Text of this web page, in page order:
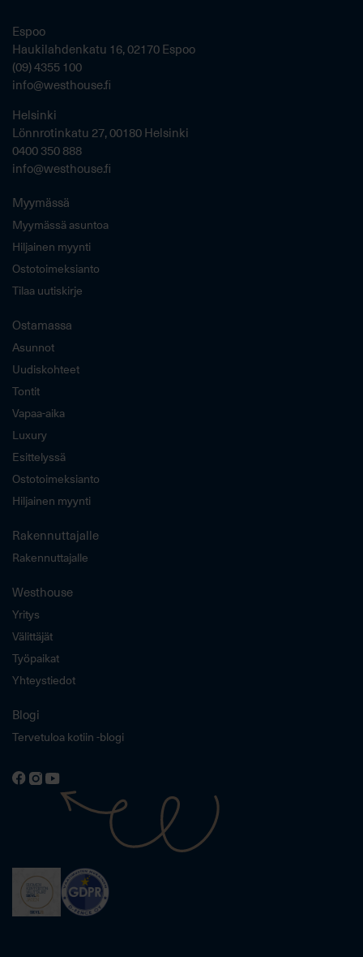
Espoo
Haukilahdenkatu 16, 02170 Espoo
(09) 4355 100
info@westhouse.fi
Helsinki
Lönnrotinkatu 27, 00180 Helsinki
0400 350 888
info@westhouse.fi
Myymässä
Myymässä asuntoa
Hiljainen myynti
Ostotoimeksianto
Tilaa uutiskirje
Ostamassa
Asunnot
Uudiskohteet
Tontit
Vapaa-aika
Luxury
Esittelyssä
Ostotoimeksianto
Hiljainen myynti
Rakennuttajalle
Rakennuttajalle
Westhouse
Yritys
Välittäjät
Työpaikat
Yhteystiedot
Blogi
Tervetuloa kotiin -blogi